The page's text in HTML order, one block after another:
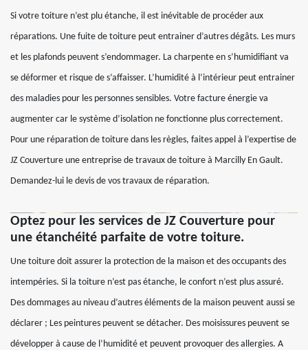
Si votre toiture n’est plu étanche, il est inévitable de procéder aux
réparations. Une fuite de toiture peut entrainer d’autres dégâts. Les murs
et les plafonds peuvent s’endommager. La charpente en s’humidifiant va
se déformer et risque de s’affaisser. L’humidité à l’intérieur peut entrainer
des maladies pour les personnes sensibles. Votre facture énergie va
augmenter car le système d’isolation ne fonctionne plus correctement.
Pour une réparation de toiture dans les règles, faites appel à l’expertise de
JZ Couverture une entreprise de travaux de toiture à Marcilly En Gault.
Demandez-lui le devis de vos travaux de réparation.
Optez pour les services de JZ Couverture pour
une étanchéité parfaite de votre toiture.
Une toiture doit assurer la protection de la maison et des occupants des
intempéries. Si la toiture n’est pas étanche, le confort n’est plus assuré.
Des dommages au niveau d’autres éléments de la maison peuvent aussi se
déclarer ; Les peintures peuvent se détacher. Des moisissures peuvent se
développer à cause de l’humidité et peuvent provoquer des allergies. A